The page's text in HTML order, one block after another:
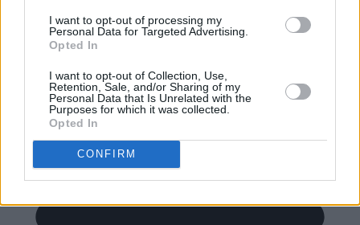
I want to opt-out of processing my
Personal Data for Targeted Advertising.
Opted In
I want to opt-out of Collection, Use,
Retention, Sale, and/or Sharing of my
Personal Data that Is Unrelated with the
Purposes for which it was collected.
Opted In
CONFIRM